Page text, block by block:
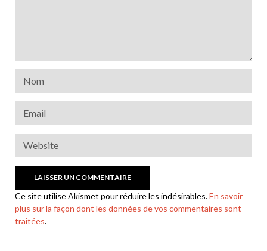
Ce site utilise Akismet pour réduire les indésirables.En savoir
plus sur la façon dont les données de vos commentaires sont
traitées.